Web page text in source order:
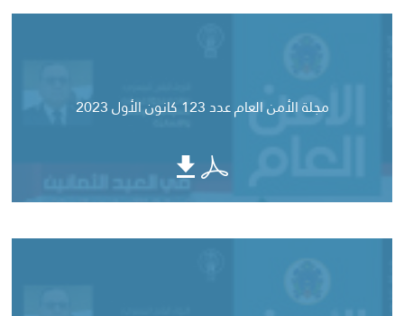
مجلة الأمن العام عدد 123 كانون الأول 2023